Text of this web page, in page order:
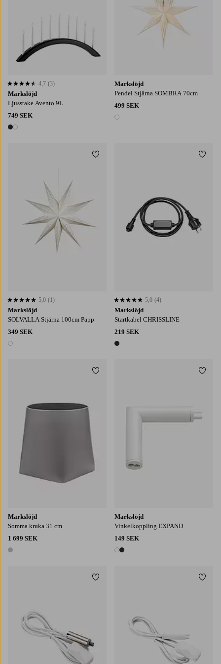
Markslöjd
Ljusstake Avento 9L
749 SEK
2 färger
4,7 baserat på 3 st betyg
4,7 (3)
Markslöjd
Pendel Stjärna SOMBRA 70cm
499 SEK
1 färg
Markslöjd
SOLVALLA Stjärna 100cm Papp
349 SEK
1 färg
5,0 baserat på 1 st betyg
5,0 (1)
Lägg till i favoriter
Markslöjd
Startkabel CHRISSLINE
219 SEK
1 färg
5,0 baserat på 4 st betyg
5,0 (4)
Markslöjd
Somma kruka 31 cm
1 699 SEK
1 färg
Lägg till i favoriter
Markslöjd
Vinkelkoppling EXPAND
149 SEK
2 färger
Lägg till i favoriter